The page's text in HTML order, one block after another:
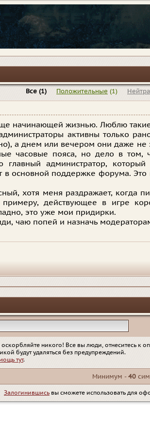
Положительные (1)
Все (1)
начинающей жизнью. Люблю
активны только
а днем или вечером они даже не
часовые пояса, но дело в том,
администратор,
в основной поддержке форума. Это
хотя меня раздражает, когда
примеру, действующее в игре
это уже мои придирки.
чаю попей и назначь
никого! Все вы люди, отнеситесь к
будут удаляться без предупреждений.
тут.
Минимум -40
Залогинившись вы сможете использовать для